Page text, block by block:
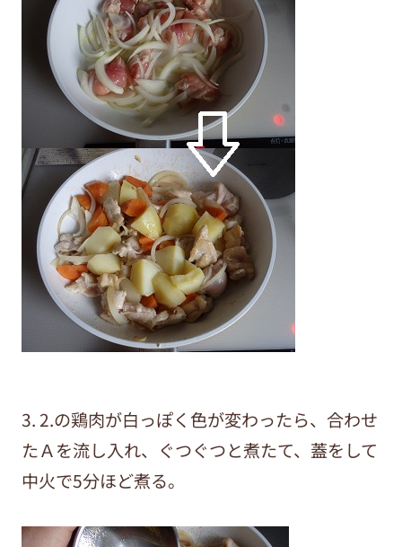
3. 2.の鶏肉が白っぽく色が変わったら、合わせ
たＡを流し入れ、ぐつぐつと煮たて、蓋をして
中火で5分ほど煮る。